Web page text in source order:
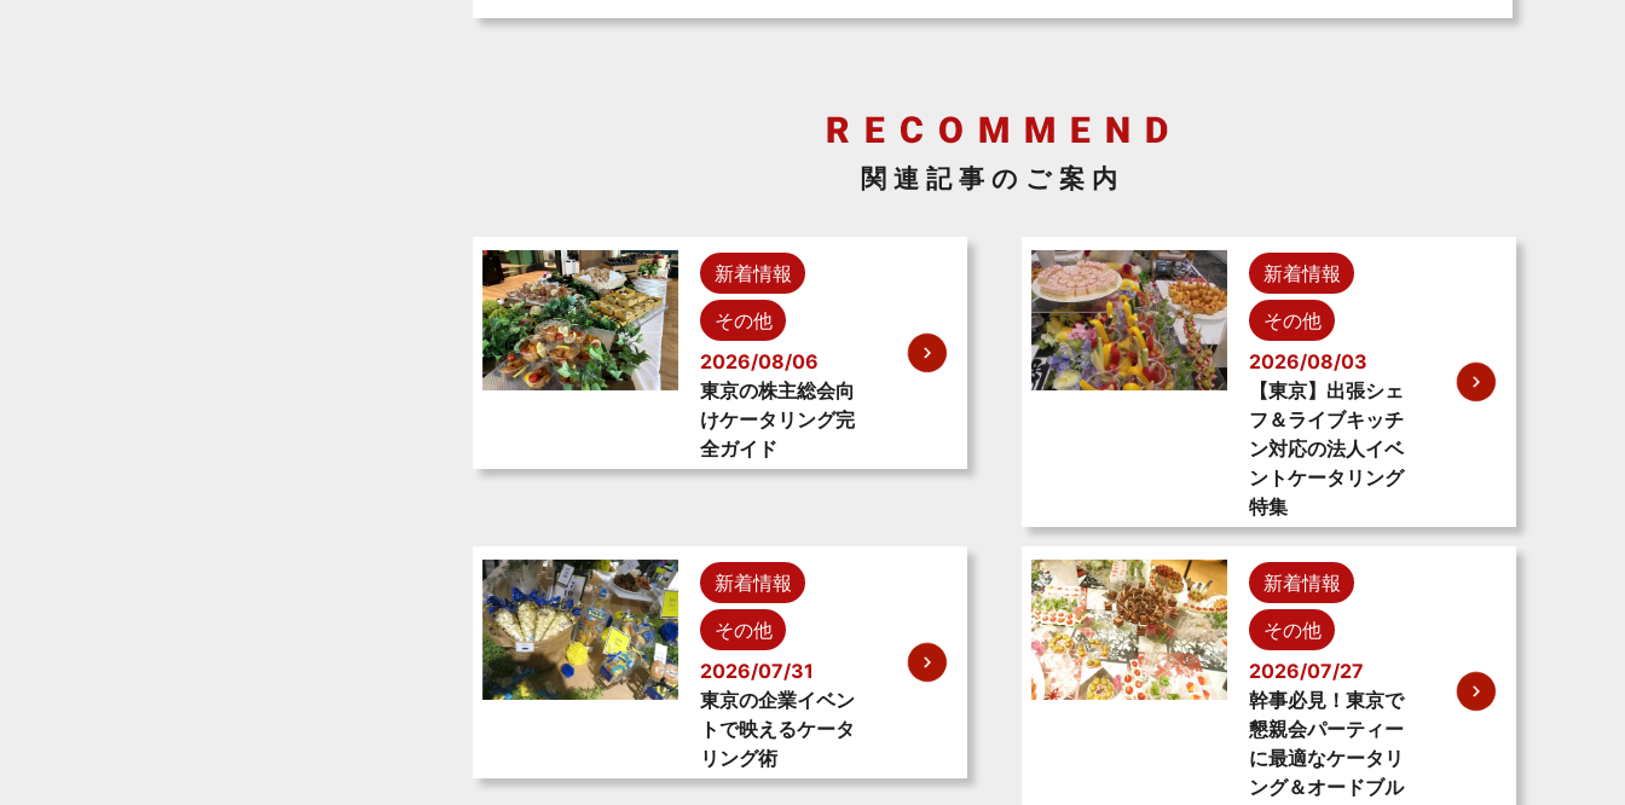
関連記事のご案内
新着情報
その他
2026/08/06
東京の株主総会向
けケータリング完
全ガイド
新着情報
その他
2026/08/03
【東京】出張シェ
フ＆ライブキッチ
ン対応の法人イベ
ントケータリング
特集
新着情報
その他
2026/07/31
東京の企業イベン
トで映えるケータ
リング術
新着情報
その他
2026/07/27
幹事必見！東京で
懇親会パーティー
に最適なケータリ
ング＆オードブル